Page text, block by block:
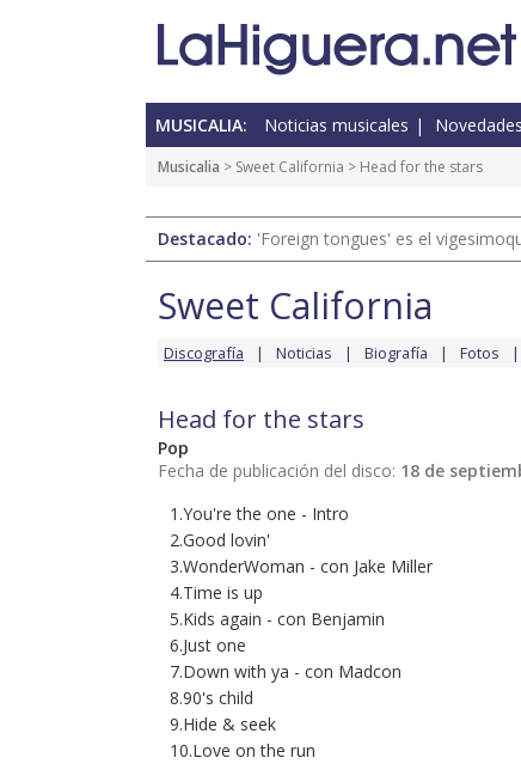
MUSICALIA: Noticias musicales Novedades
Musicalia > Sweet California > Head for the stars
Destacado: 'Foreign tongues' es el
Sweet California
Discografía Noticias Biografía Fotos
Head for the stars
Pop
Fecha de publicación del disco: 18 de
1.You're the one - Intro
2.Good lovin'
3.WonderWoman - con Jake Miller
4.Time is up
5.Kids again - con Benjamin
6.Just one
7.Down with ya - con Madcon
8.90's child
9.Hide & seek
10.Love on the run